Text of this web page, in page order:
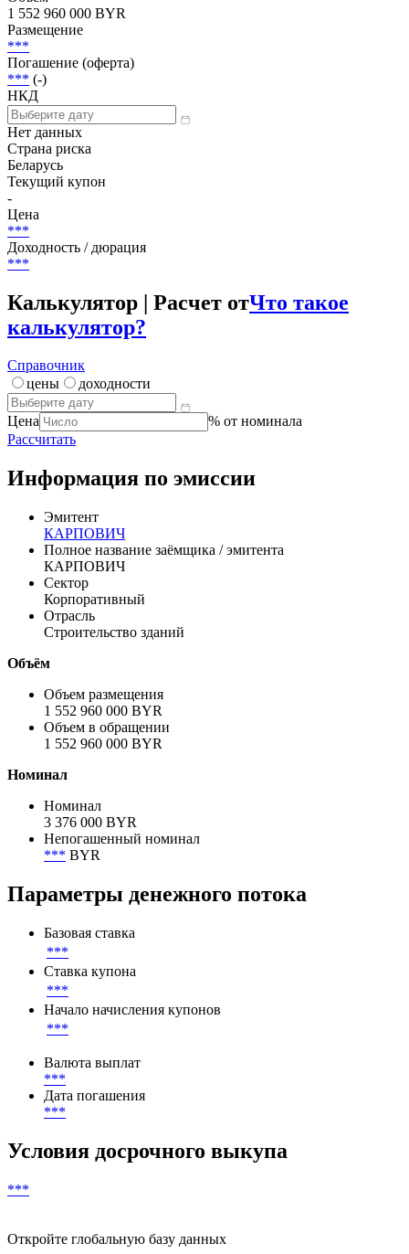
1 552 960 000 BYR
Размещение
***
Погашение (оферта)
*** (-)
НКД
Нет данных
Страна риска
Беларусь
Текущий купон
-
Цена
***
Доходность / дюрация
***
Калькулятор | Расчет отЧто такое
калькулятор?
Справочник
цены
доходности
Цена
% от номинала
Рассчитать
Информация по эмиссии
Эмитент
КАРПОВИЧ
Полное название заёмщика / эмитента
КАРПОВИЧ
Сектор
Корпоративный
Отрасль
Строительство зданий
Объём
Объем размещения
1 552 960 000 BYR
Объем в обращении
1 552 960 000 BYR
Номинал
Номинал
3 376 000 BYR
Непогашенный номинал
*** BYR
Параметры денежного потока
Базовая ставка
***
Ставка купона
***
Начало начисления купонов
***
Валюта выплат
***
Дата погашения
***
Условия досрочного выкупа
***
Откройте глобальную базу данных